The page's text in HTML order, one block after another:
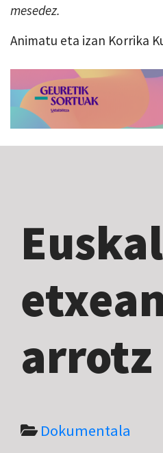
mesedez.
Animatu eta izan Korrika
arrotz
Dokumentala